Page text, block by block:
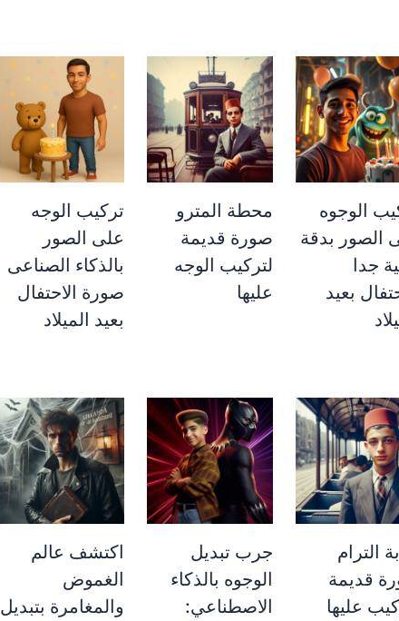
الوجوه
الصور بدقة
جدا
بعيد
محطة المترو
صورة قديمة
لتركيب الوجه
عليها
تركيب الوجه
على الصور
بالذكاء الصناعى
صورة الاحتفال
بعيد الميلاد
الترام
قديمة
عليها
جرب تبديل
الوجوه بالذكاء
الاصطناعي:
اكتشف عالم
الغموض
والمغامرة بتبديل